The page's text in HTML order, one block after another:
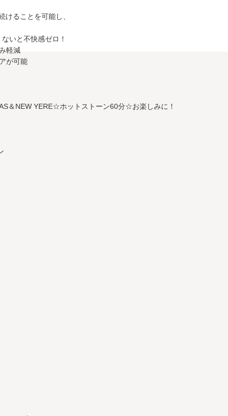
ることを可能し、
いと不快感ゼロ！
軽減
が可能
＆NEW YERE☆ホットストーン60分☆お楽しみに！